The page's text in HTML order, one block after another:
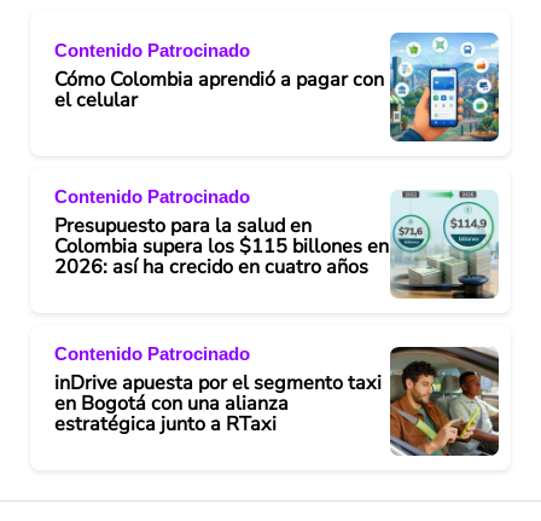
Contenido Patrocinado
Cómo Colombia aprendió a pagar con
el celular
Contenido Patrocinado
Presupuesto para la salud en
Colombia supera los $115 billones en
2026: así ha crecido en cuatro años
Contenido Patrocinado
inDrive apuesta por el segmento taxi
en Bogotá con una alianza
estratégica junto a RTaxi